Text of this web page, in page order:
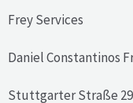
Frey Services
Daniel Constantinos
Stuttgarter Straße 29